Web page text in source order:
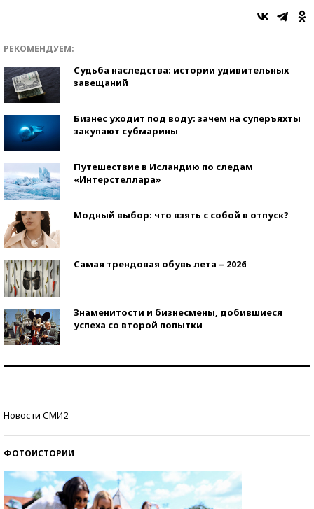
РЕКОМЕНДУЕМ:
Судьба наследства: истории удивительных
завещаний
Бизнес уходит под воду: зачем на суперъяхты
закупают субмарины
Путешествие в Исландию по следам
«Интерстеллара»
Модный выбор: что взять с собой в отпуск?
Самая трендовая обувь лета – 2026
Знаменитости и бизнесмены, добившиеся
успеха со второй попытки
Новости СМИ2
ФОТОИСТОРИИ